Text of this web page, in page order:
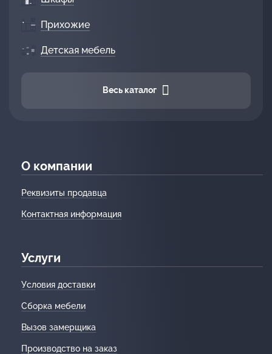
Прихожие
Детская мебель
Весь каталог
О компании
Реквизиты продавца
Контактная информация
Услуги
Условия доставки
Сборка мебели
Вызов замерщика
Производство на заказ